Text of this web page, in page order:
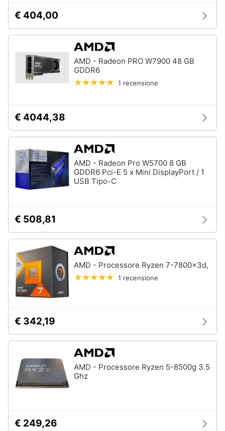
e
igiene
Beauty
Giocattoli
infanzia
Casalinghi
Sport
Animali
Motori
cd
dvd
Festività
ricorrenze
€ 404,00
AMD - Radeon PRO W7900 48 GB
GDDR6
1 recensione
€ 4044,38
AMD - Radeon Pro W5700 8 GB
GDDR6 Pci-E 5 x Mini DisplayPort / 1
USB Tipo-C
€ 508,81
AMD - Processore Ryzen 7-7800x3d,
1 recensione
€ 342,19
AMD - Processore Ryzen 5-8500g 3.5
Ghz
€ 249,26